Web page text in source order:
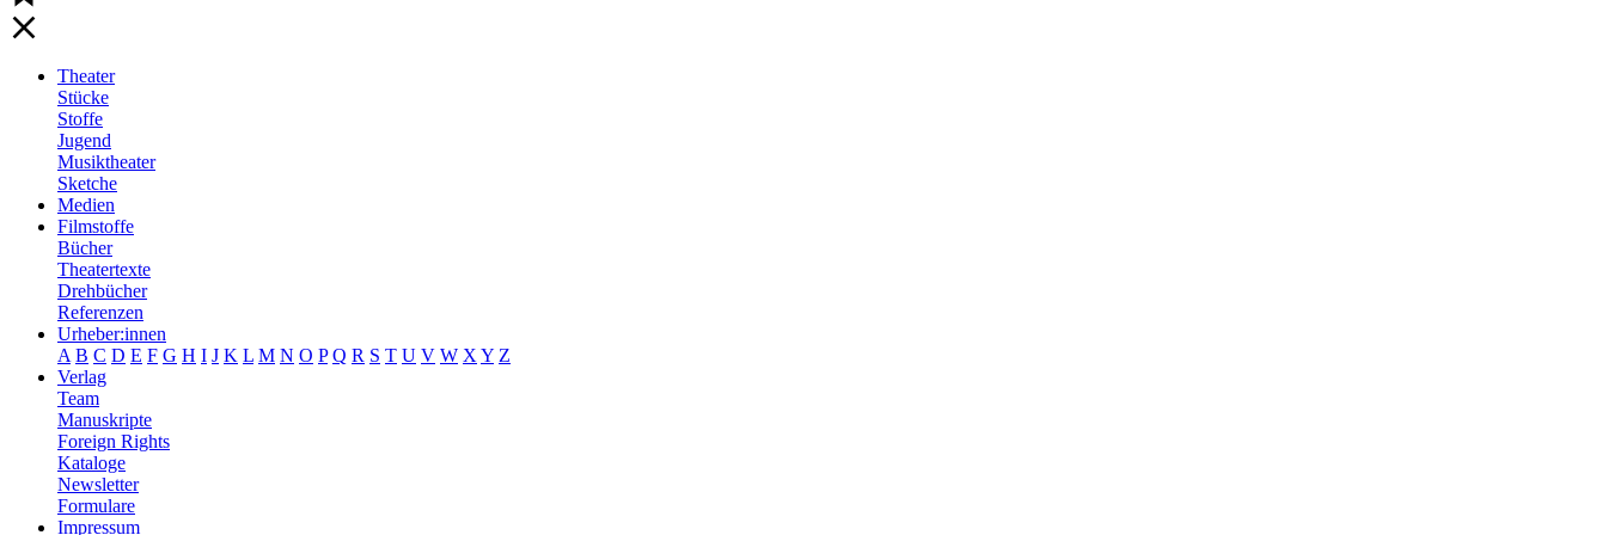
Theater
Stücke
Stoffe
Jugend
Musiktheater
Sketche
Medien
Filmstoffe
Bücher
Theatertexte
Drehbücher
Referenzen
Urheber:innen
A B C D E F G H I J K L M N O P Q R S T U V W X Y Z
Verlag
Team
Manuskripte
Foreign Rights
Kataloge
Newsletter
Formulare
Impressum